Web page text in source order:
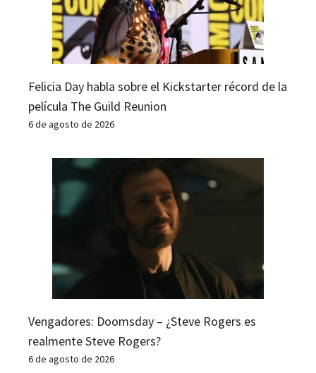
Felicia Day habla sobre el Kickstarter récord de la
película The Guild Reunion
6 de agosto de 2026
Vengadores: Doomsday – ¿Steve Rogers es
realmente Steve Rogers?
6 de agosto de 2026